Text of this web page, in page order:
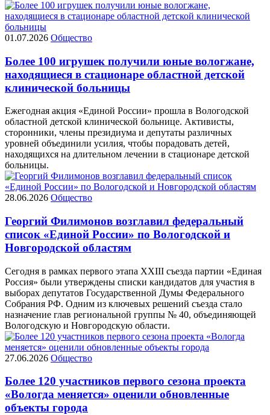
01.07.2026 Общество
Более 100 игрушек получили юные вологжане,
находящиеся в стационаре областной детской
клинической больницы
Ежегодная акция «Единой России» прошла в Вологодской
областной детской клинической больнице. Активисты,
сторонники, члены президиума и депутаты различных
уровней объединили усилия, чтобы порадовать детей,
находящихся на длительном лечении в стационаре детской
больницы.
28.06.2026 Общество
Георгий Филимонов возглавил федеральный
список «Единой России» по Вологодской и
Новгородской областям
Сегодня в рамках первого этапа XXIII съезда партии «Единая
Россия» были утверждены списки кандидатов для участия в
выборах депутатов Государственной Думы Федерального
Собрания РФ. Одним из ключевых решений съезда стало
назначение глав региональной группы № 40, объединяющей
Вологодскую и Новгородскую области.
27.06.2026 Общество
Более 120 участников первого сезона проекта
«Вологда меняется» оценили обновленные
объекты города